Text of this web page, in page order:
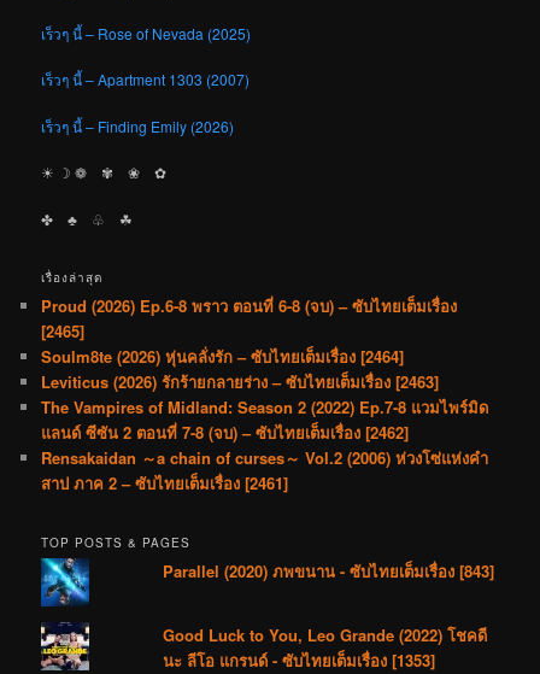
เร็วๆ นี้ – Rose of Nevada (2025)
เร็วๆ นี้ – Apartment 1303 (2007)
เร็วๆ นี้ – Finding Emily (2026)
☀︎ ☽ ❁ ✾ ❀ ✿
✤ ♣︎ ♧ ☘︎
เรื่องล่าสุด
Proud (2026) Ep.6-8 พราว ตอนที่ 6-8 (จบ) – ซับไทยเต็มเรื่อง
[2465]
Soulm8te (2026) หุ่นคลั่งรัก – ซับไทยเต็มเรื่อง [2464]
Leviticus (2026) รักร้ายกลายร่าง – ซับไทยเต็มเรื่อง [2463]
The Vampires of Midland: Season 2 (2022) Ep.7-8 แวมไพร์มิด
แลนด์ ซีซัน 2 ตอนที่ 7-8 (จบ) – ซับไทยเต็มเรื่อง [2462]
Rensakaidan ～a chain of curses～ Vol.2 (2006) ห่วงโซ่แห่งคำ
สาป ภาค 2 – ซับไทยเต็มเรื่อง [2461]
TOP POSTS & PAGES
Parallel (2020) ภพขนาน - ซับไทยเต็มเรื่อง [843]
Good Luck to You, Leo Grande (2022) โชคดี
นะ ลีโอ แกรนด์ - ซับไทยเต็มเรื่อง [1353]